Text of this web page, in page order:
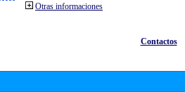
Otras informaciones
Contactos